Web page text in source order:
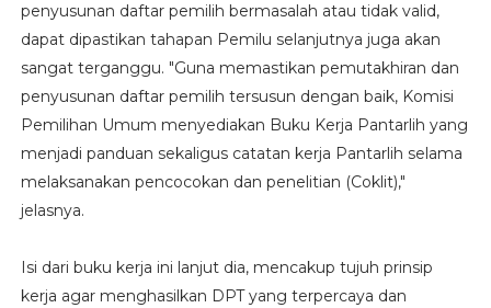
penyusunan daftar pemilih bermasalah atau tidak valid,
dapat dipastikan tahapan Pemilu selanjutnya juga akan
sangat terganggu. "Guna memastikan pemutakhiran dan
penyusunan daftar pemilih tersusun dengan baik, Komisi
Pemilihan Umum menyediakan Buku Kerja Pantarlih yang
menjadi panduan sekaligus catatan kerja Pantarlih selama
melaksanakan pencocokan dan penelitian (Coklit),"
jelasnya.
Isi dari buku kerja ini lanjut dia, mencakup tujuh prinsip
kerja agar menghasilkan DPT yang terpercaya dan